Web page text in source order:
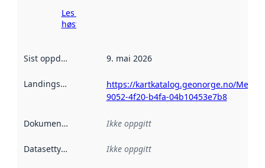
Les mer om
høsting her
Sist oppdatert 9. mai 2026
Landingsside
https://kartkatalog.geonorge.no/
9052-4f20-b4fa-04b10453e7b8
Dokumentasjon Ikke oppgitt
Datasettype Ikke oppgitt